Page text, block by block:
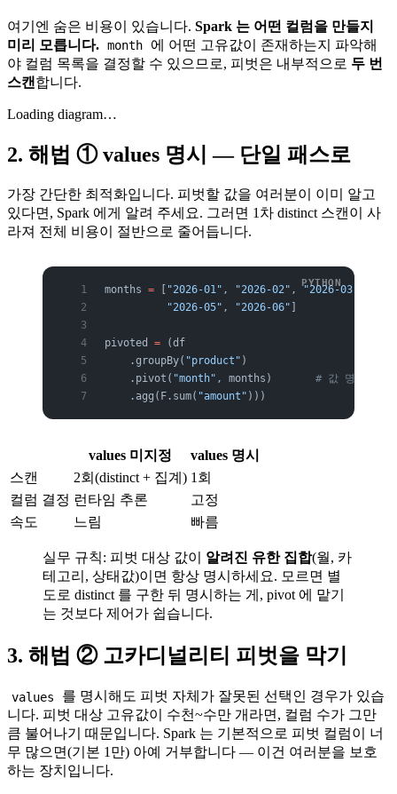
여기엔 숨은 비용이 있습니다. Spark 는 어떤 컬럼을 만들지
미리 모릅니다. month
에 어떤 고유값이 존재하는지 파악해
야 컬럼 목록을 결정할 수 있으므로, 피벗은 내부적으로 두 번
스캔 합니다.
Loading diagram…
2. 해법 ① values 명시 — 단일 패스로
가장 간단한 최적화입니다. 피벗할 값을 여러분이 이미 알고
있다면, Spark 에게 알려 주세요. 그러면 1차 distinct 스캔이 사
라져 전체 비용이 절반으로 줄어듭니다.
months = "2026-01" , "2026-02" , "2026-03"
          "2026-05"
, "2026-06"
pivoted = (df
    .groupBy(
"product" )
    .pivot(
"month" , months) # 값 명시 → 단
    .agg(F.sum(
"amount" )))
values 미지정
values 명시
스캔
2회(distinct + 집계) 1회
컬럼 결정 런타임 추론
고정
속도
느림 빠름
실무 규칙: 피벗 대상 값이 알려진 유한 집합(월, 카
테고리, 상태값)이면 항상 명시하세요. 모르면 별
도로 distinct 를 구한 뒤 명시하는 게, pivot 에 맡기
는 것보다 제어가 쉽습니다.
3. 해법 ② 고카디널리티 피벗을 막기
values
를 명시해도 피벗 자체가 잘못된 선택인 경우가 있습
니다. 피벗 대상 고유값이 수천~수만 개라면, 컬럼 수가 그만
큼 불어나기 때문입니다. Spark 는 기본적으로 피벗 컬럼이 너
무 많으면(기본 1만) 아예 거부합니다 — 이건 여러분을 보호
하는 장치입니다.